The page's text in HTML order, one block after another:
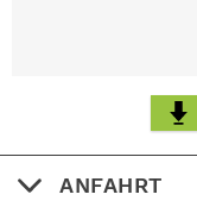
ANFAHRT